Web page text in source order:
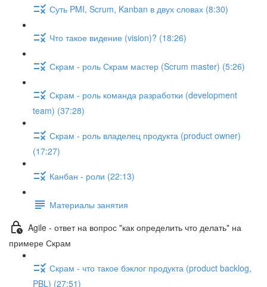
Суть PMI, Scrum, Kanban в двух словах (8:30)
Что такое видение (vision)? (18:26)
Скрам - роль Скрам мастер (Scrum master) (5:26)
Скрам - роль команда разработки (development
team) (37:28)
Скрам - роль владелец продукта (product owner)
(17:27)
Канбан - роли (22:13)
Материалы занятия
Agile - ответ на вопрос "как определить что делать" на
примере Скрам
Скрам - что такое бэклог продукта (product backlog,
PBL) (27:51)